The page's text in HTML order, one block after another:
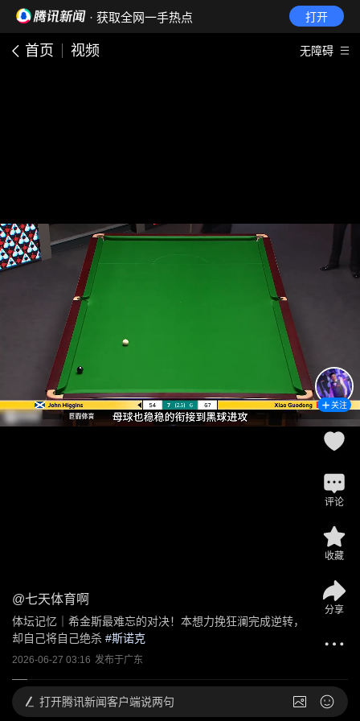
· 获取全网一手热点 打开
首页 视频 无障碍
@七天体育啊
体坛记忆｜希金斯最难忘的对决！本想力挽狂澜完成逆转，
却自己将自己绝杀 #斯诺克
2026-06-27 03:16 发布于广东
关注
评论
收藏
分享
打开腾讯新闻客户端说两句